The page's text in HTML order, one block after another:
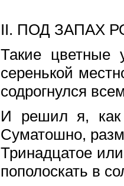
II. ПОД ЗАПАХ
Такие
серенькой
содрогнулся
И решил я, как
Суматошно,
Тринадцатое
пополоскать в